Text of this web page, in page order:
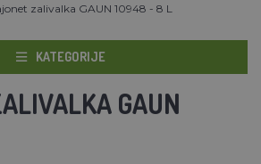
zalivalka GAUN 10948 - 8 L
KATEGORIJE
GAUN